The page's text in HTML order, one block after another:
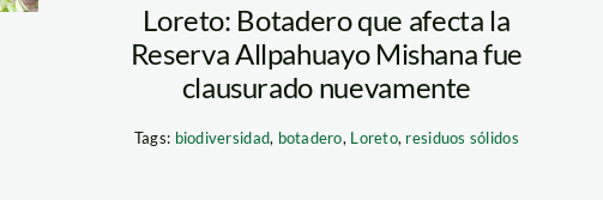
Loreto: Botadero que afecta la
Reserva Allpahuayo Mishana fue
clausurado nuevamente
Tags: biodiversidad, botadero, Loreto, residuos sólidos